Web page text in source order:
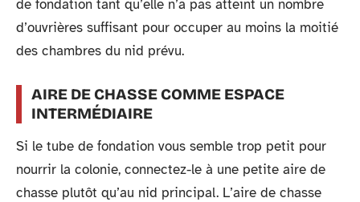
de fondation tant qu’elle n’a pas atteint un nombre
d’ouvrières suffisant pour occuper au moins la moitié
des chambres du nid prévu.
AIRE DE CHASSE COMME ESPACE
INTERMÉDIAIRE
Si le tube de fondation vous semble trop petit pour
nourrir la colonie, connectez-le à une petite aire de
chasse plutôt qu’au nid principal. L’aire de chasse